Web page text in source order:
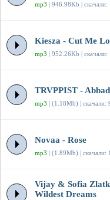
mp3 | 946.98Kb | скачали:
Kiesza - Cut Me
mp3 | 952.26Kb | скачали:
TRVPPIST -
mp3 | (1.18Mb) | скачали:
Novaa - Rose
mp3 | (1.89Mb) | скачали:
Vijay & Sofia
Wildest Dreams